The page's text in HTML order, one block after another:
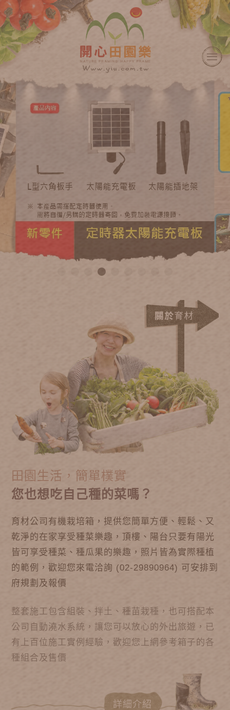
田園生活，簡單樸實
您也想吃自己種的菜嗎？
育材公司有機栽培箱，提供您簡單方便、輕鬆、又
乾淨的在家享受種菜樂趣，頂樓、陽台只要有陽光
皆可享受種菜、種瓜果的樂趣，照片皆為實際種植
的範例，歡迎您來電洽詢 (02-29890964) 可安排到
府規劃及報價
整套施工包含組裝、拌土、種苗栽種，也可搭配本
公司自動澆水系統，讓您可以放心的外出旅遊，已
有上百位施工實例經驗，歡迎您上網參考箱子的各
種組合及售價
詳細介紹